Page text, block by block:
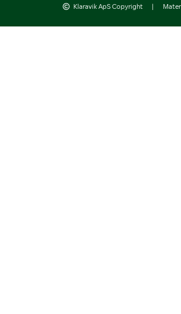
Klaravik ApS Copyright |